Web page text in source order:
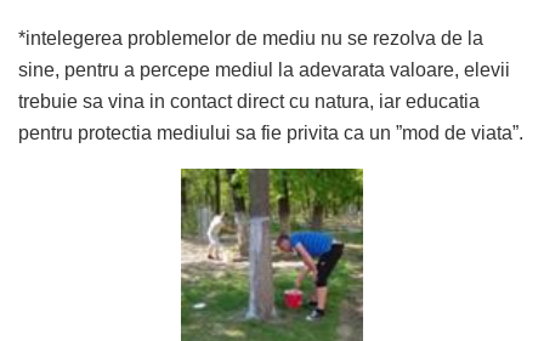
*intelegerea problemelor de mediu nu se rezolva de la
sine, pentru a percepe mediul la adevarata valoare, elevii
trebuie sa vina in contact direct cu natura, iar educatia
pentru protectia mediului sa fie privita ca un ”mod de viata”.